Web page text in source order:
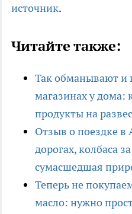
источник.
Читайте также:
Так обманывают и
магазинах у дома:
продукты на развес
Отзыв о поездке в
дорогах, колбаса
сумасшедшая
Теперь не
масло: нужно